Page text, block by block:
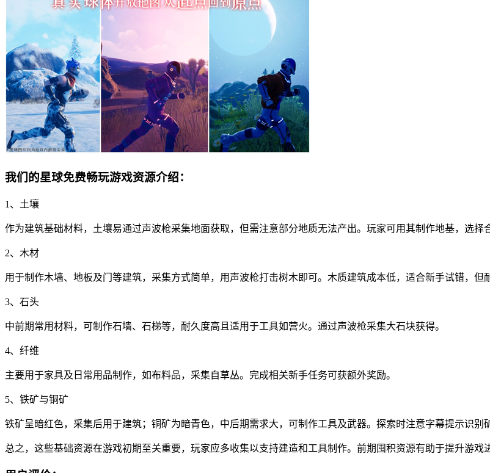
我们的星球免费畅玩游戏资源介绍：
1、土壤
作为建筑基础材料，土壤易通过声波枪采集地面获取，但需注意部分地质无法产出。玩家可用其制作地基，选择
2、木材
用于制作木墙、地板及门等建筑，采集方式简单，用声波枪打击树木即可。木质建筑成本低，适合新手试错，但
3、石头
中前期常用材料，可制作石墙、石梯等，耐久度高且适用于工具如营火。通过声波枪采集大石块获得。
4、纤维
主要用于家具及日常用品制作，如布料品，采集自草丛。完成相关新手任务可获额外奖励。
5、铁矿与铜矿
铁矿呈暗红色，采集后用于建筑；铜矿为暗青色，中后期需求大，可制作工具及武器。探索时注意字幕提示识别
总之，这些基础资源在游戏初期至关重要，玩家应多收集以支持建造和工具制作。前期囤积资源有助于提升游戏